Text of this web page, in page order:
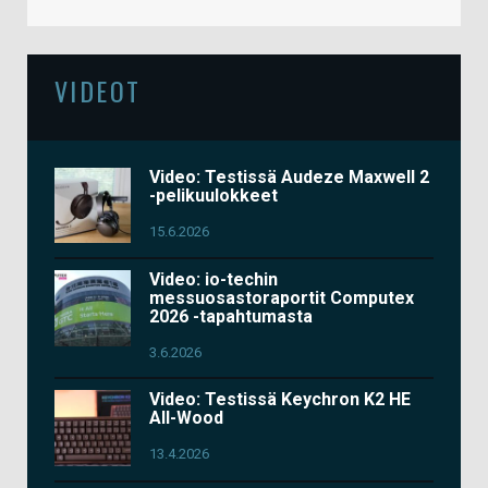
VIDEOT
Video: Testissä Audeze Maxwell 2
-pelikuulokkeet
15.6.2026
Video: io-techin
messuosastoraportit Computex
2026 -tapahtumasta
3.6.2026
Video: Testissä Keychron K2 HE
All-Wood
13.4.2026